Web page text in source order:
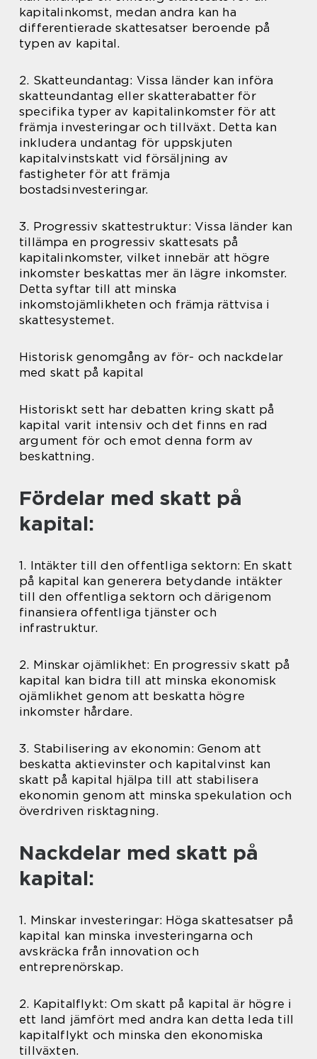
kapitalinkomst, medan andra kan ha
differentierade skattesatser beroende på
typen av kapital.
2. Skatteundantag: Vissa länder kan införa
skatteundantag eller skatterabatter för
specifika typer av kapitalinkomster för att
främja investeringar och tillväxt. Detta kan
inkludera undantag för uppskjuten
kapitalvinstskatt vid försäljning av
fastigheter för att främja
bostadsinvesteringar.
3. Progressiv skattestruktur: Vissa länder kan
tillämpa en progressiv skattesats på
kapitalinkomster, vilket innebär att högre
inkomster beskattas mer än lägre inkomster.
Detta syftar till att minska
inkomstojämlikheten och främja rättvisa i
skattesystemet.
Historisk genomgång av för- och nackdelar
med skatt på kapital
Historiskt sett har debatten kring skatt på
kapital varit intensiv och det finns en rad
argument för och emot denna form av
beskattning.
Fördelar med skatt på
kapital:
1. Intäkter till den offentliga sektorn: En skatt
på kapital kan generera betydande intäkter
till den offentliga sektorn och därigenom
finansiera offentliga tjänster och
infrastruktur.
2. Minskar ojämlikhet: En progressiv skatt på
kapital kan bidra till att minska ekonomisk
ojämlikhet genom att beskatta högre
inkomster hårdare.
3. Stabilisering av ekonomin: Genom att
beskatta aktievinster och kapitalvinst kan
skatt på kapital hjälpa till att stabilisera
ekonomin genom att minska spekulation och
överdriven risktagning.
Nackdelar med skatt på
kapital:
1. Minskar investeringar: Höga skattesatser på
kapital kan minska investeringarna och
avskräcka från innovation och
entreprenörskap.
2. Kapitalflykt: Om skatt på kapital är högre i
ett land jämfört med andra kan detta leda till
kapitalflykt och minska den ekonomiska
tillväxten.